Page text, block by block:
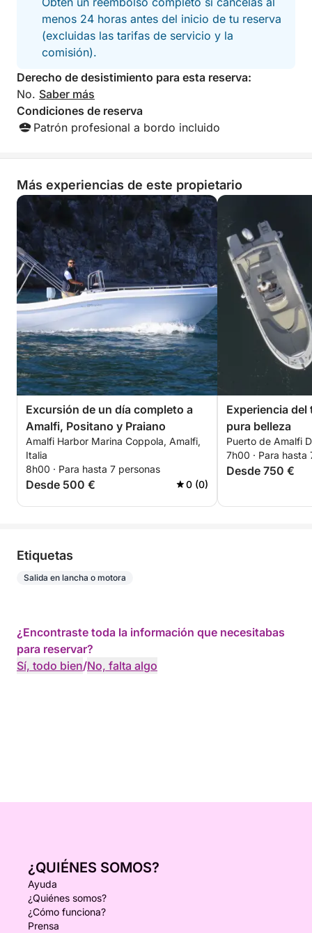
experiencia sin preocupaciones. Un tour perfecto
para parejas, familias o grupos pequeños que
quieran descubrir la Costa Amalfitana desde el mar
de una forma sencilla, relajante y auténtica.
Combustible no incluido.
menos 24 horas antes del inicio de tu reserva
(excluidas las tarifas de servicio y la
comisión).
Derecho de desistimiento para esta reserva:
No. Saber más
Condiciones de reserva
Patrón profesional a bordo incluido
Más experiencias de este propietario
Excursión de un día completo a
Amalfi, Positano y Praiano
Amalfi Harbor Marina Coppola, Amalfi,
Italia
8h00 · Para hasta 7 personas
Desde 500 € 0 (0)
Experiencia
pura belleza
Puerto de Amalfi
7h00 · Para hasta
Desde 750 €
Etiquetas
Salida en lancha o motora
¿Encontraste toda la información que necesitabas
para reservar?
Sí, todo bien/No, falta algo
¿QUIÉNES SOMOS?
Ayuda
¿Quiénes somos?
¿Cómo funciona?
Prensa